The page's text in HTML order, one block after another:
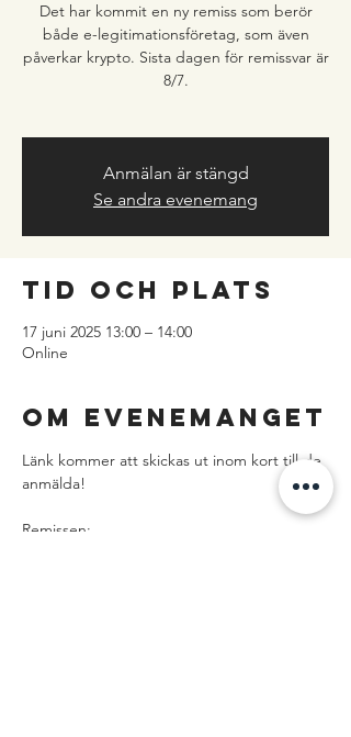
Det har kommit en ny remiss som berör
både e-legitimationsföretag, som även
påverkar krypto. Sista dagen för remissvar är
8/7.
Anmälan är stängd
Se andra evenemang
Tid och plats
17 juni 2025 13:00 – 14:00
Online
Om evenemanget
Länk kommer att skickas ut inom kort till de
anmälda!
Remissen: